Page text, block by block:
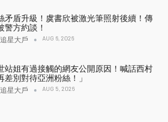
矛盾升級！虞書欣被激光筆照射後續！傳
警方約談！
星大戶 AUG 6, 2026
站姐有過接觸的網友公開原因！喊話西村
差別對待亞洲粉絲！」
星大戶 AUG 5, 2026